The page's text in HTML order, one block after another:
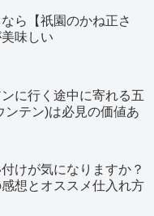
ら【祇園のかね正さ
味しい
に行く途中に寄れる五
ンテン)は必見の価値あ
けが気になりますか？
想とオススメ仕入れ方